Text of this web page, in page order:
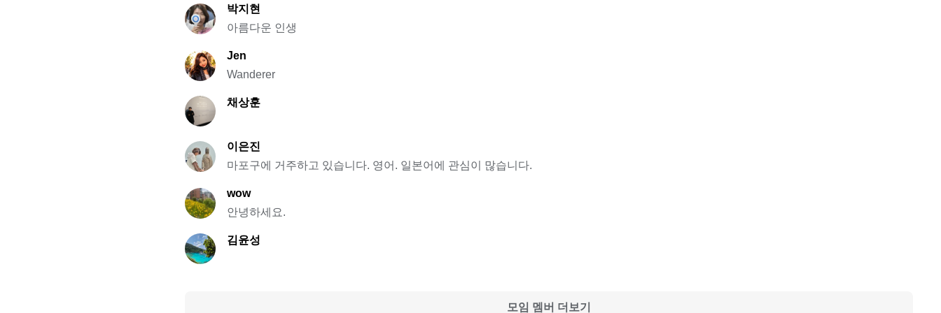
박지현
아름다운 인생
Jen
Wanderer
채상훈
이은진
마포구에 거주하고 있습니다. 영어. 일본어에 관심이 많습니다.
wow
안녕하세요.
김윤성
모임 멤버 더보기